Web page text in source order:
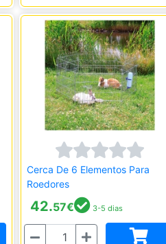
Cerca De 6 Elementos Para
Roedores
42.57€ 3-5 dias
Quantidade